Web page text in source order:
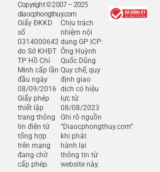
Copyright © 2007 – 2025
diaocphongthuy.com
Giấy ĐKKD
số
0314000642
do Sở KHĐT
TP Hồ Chí
Minh cấp lần
đầu ngày
08/09/2016
Giấy phép
thiết lập
trang thông
tin điện tử
tổng hợp
trên mạng
đang chờ
cấp phép.
Chịu trách
nhiệm nội
dung GP ICP:
Ông Huỳnh
Quốc Dũng
Quy chế, quy
định giao
dịch có hiệu
lực từ
08/08/2023
Ghi rõ nguồn
“Diaocphongthuy.com”
khi phát
hành lại
thông tin từ
website này.